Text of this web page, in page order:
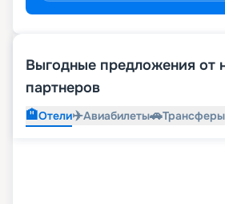
Выгодные предложения от
партнеров
🏨Отели✈️Авиабилеты🚗Трансферы